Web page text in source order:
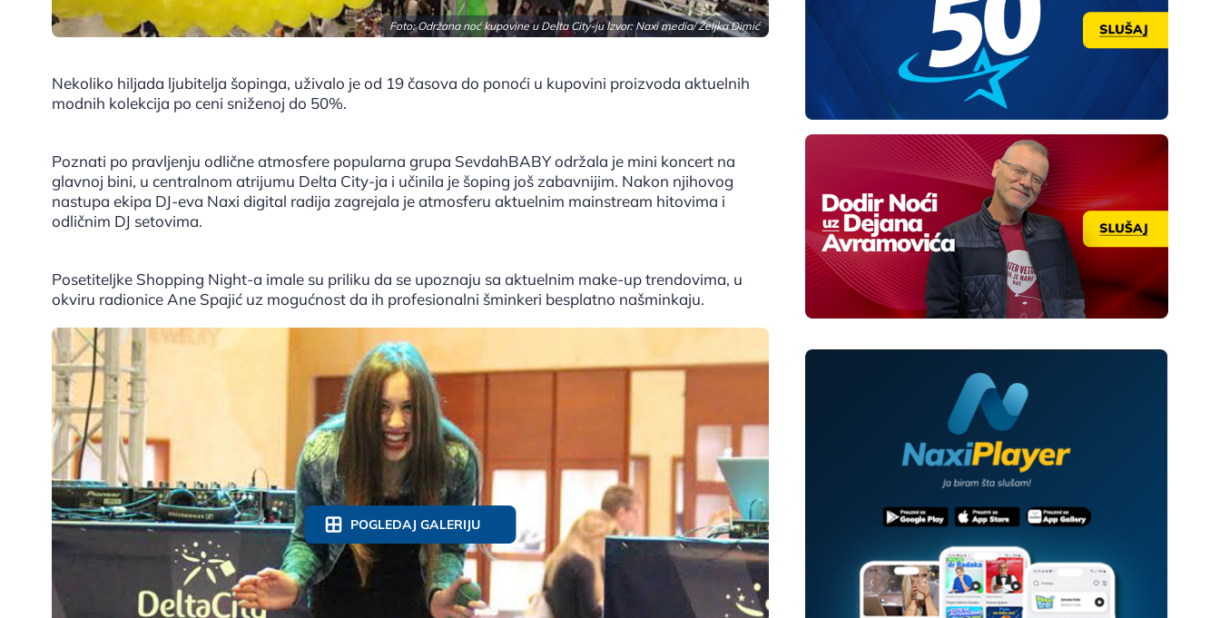
Foto: Održana noć kupovine u Delta City-ju Izvor: Naxi media/ Željka Dimić
Nekoliko hiljada ljubitelja šopinga, uživalo je od 19 časova do ponoći u kupovini proizvoda aktuelnih
modnih kolekcija po ceni sniženoj do 50%.
Poznati po pravljenju odlične atmosfere popularna grupa SevdahBABY održala je mini koncert na
glavnoj bini, u centralnom atrijumu Delta City-ja i učinila je šoping još zabavnijim. Nakon njihovog
nastupa ekipa DJ-eva Naxi digital radija zagrejala je atmosferu aktuelnim mainstream hitovima i
odličnim DJ setovima.
Posetiteljke Shopping Night-a imale su priliku da se upoznaju sa aktuelnim make-up trendovima, u
okviru radionice Ane Spajić uz mogućnost da ih profesionalni šminkeri besplatno našminkaju.
POGLEDAJ GALERIJU